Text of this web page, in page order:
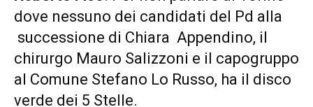
dove nessuno dei candidati del Pd alla
successione di Chiara Appendino, il
chirurgo Mauro Salizzoni e il capogruppo
al Comune Stefano Lo Russo, ha il disco
verde dei 5 Stelle.